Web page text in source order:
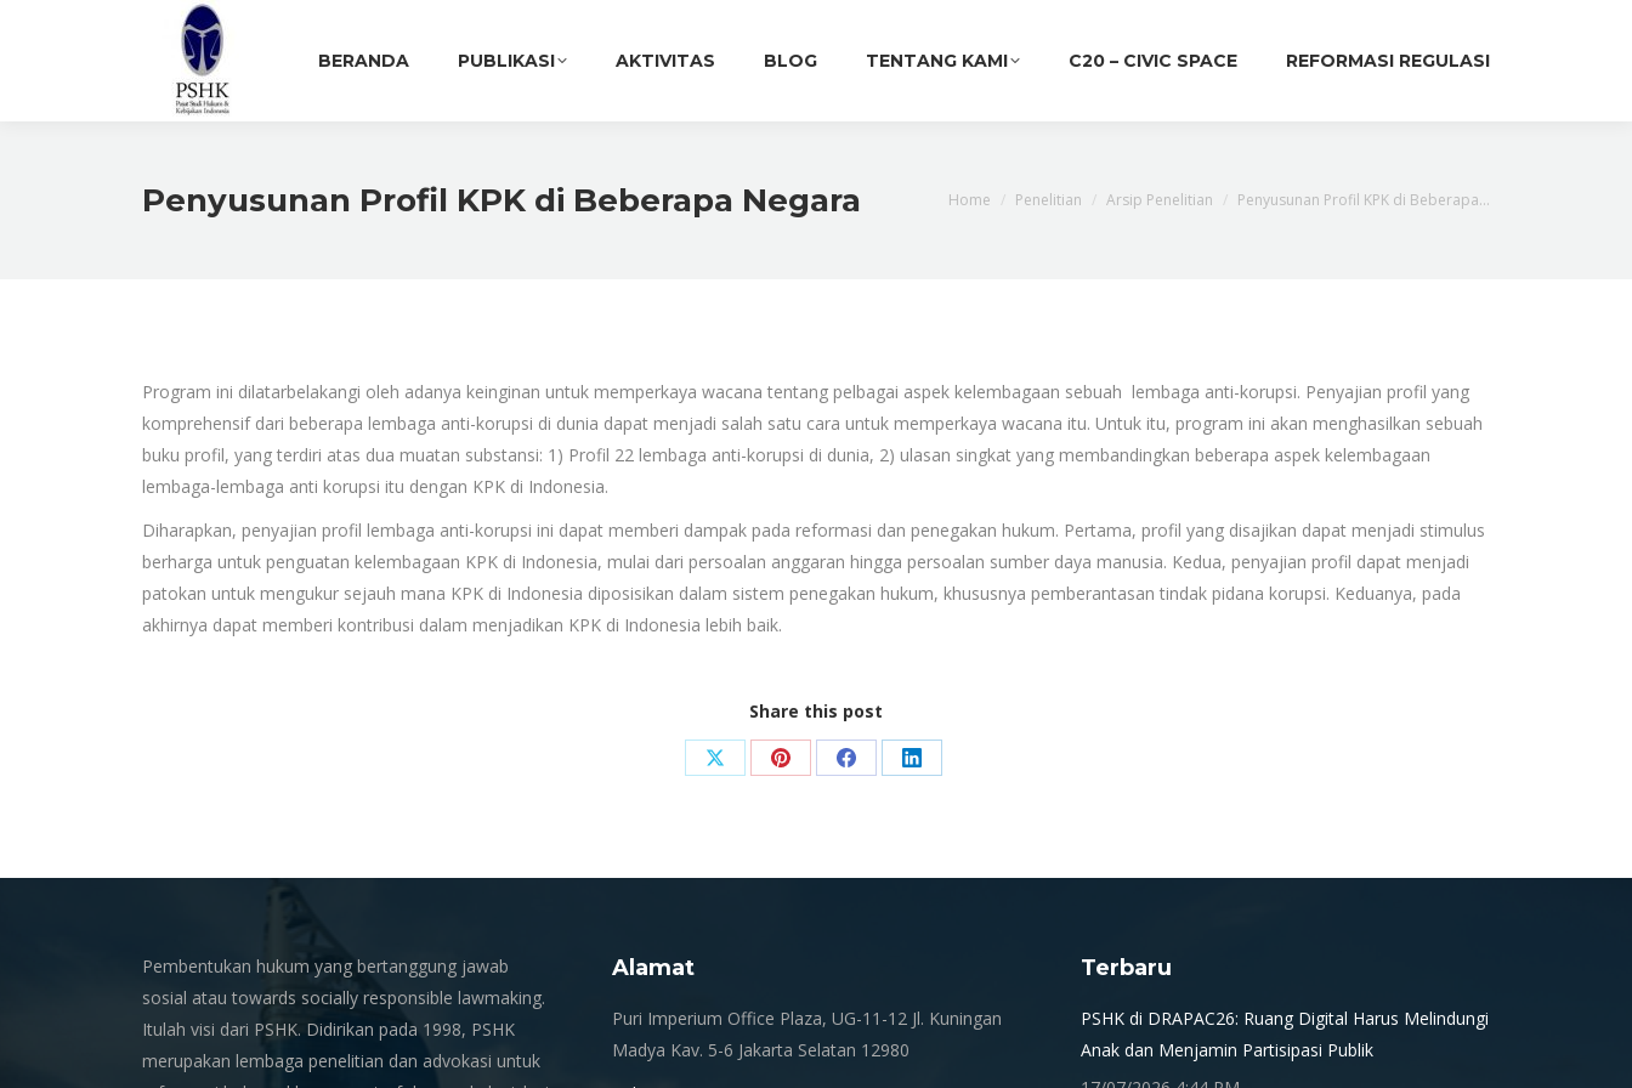
BERANDA PUBLIKASI AKTIVITAS BLOG TENTANG KAMI C20 – CIVIC SPACE REFORMASI REGULASI
Penyusunan Profil KPK di Beberapa Negara You are here:
Home Penelitian Arsip Penelitian Penyusunan Profil KPK di Beberapa…
Program ini dilatarbelakangi oleh adanya keinginan untuk memperkaya wacana tentang pelbagai aspek kelembagaan sebuah lembaga anti-korupsi. Penyajian profil yang
komprehensif dari beberapa lembaga anti-korupsi di dunia dapat menjadi salah satu cara untuk memperkaya wacana itu. Untuk itu, program ini akan menghasilkan sebuah
buku profil, yang terdiri atas dua muatan substansi: 1) Profil 22 lembaga anti-korupsi di dunia, 2) ulasan singkat yang membandingkan beberapa aspek kelembagaan
lembaga-lembaga anti korupsi itu dengan KPK di Indonesia.
Diharapkan, penyajian profil lembaga anti-korupsi ini dapat memberi dampak pada reformasi dan penegakan hukum. Pertama, profil yang disajikan dapat menjadi stimulus
berharga untuk penguatan kelembagaan KPK di Indonesia, mulai dari persoalan anggaran hingga persoalan sumber daya manusia. Kedua, penyajian profil dapat menjadi
patokan untuk mengukur sejauh mana KPK di Indonesia diposisikan dalam sistem penegakan hukum, khususnya pemberantasan tindak pidana korupsi. Keduanya, pada
akhirnya dapat memberi kontribusi dalam menjadikan KPK di Indonesia lebih baik.
Share this post
Share Share Share Share
Pembentukan hukum yang bertanggung jawab
sosial atau towards socially responsible lawmaking.
Itulah visi dari PSHK. Didirikan pada 1998, PSHK
merupakan lembaga penelitian dan advokasi untuk
Alamat
Puri Imperium Office Plaza, UG-11-12 Jl. Kuningan
Madya Kav. 5-6 Jakarta Selatan 12980
Terbaru
PSHK di DRAPAC26: Ruang Digital Harus Melindungi
Anak dan Menjamin Partisipasi Publik